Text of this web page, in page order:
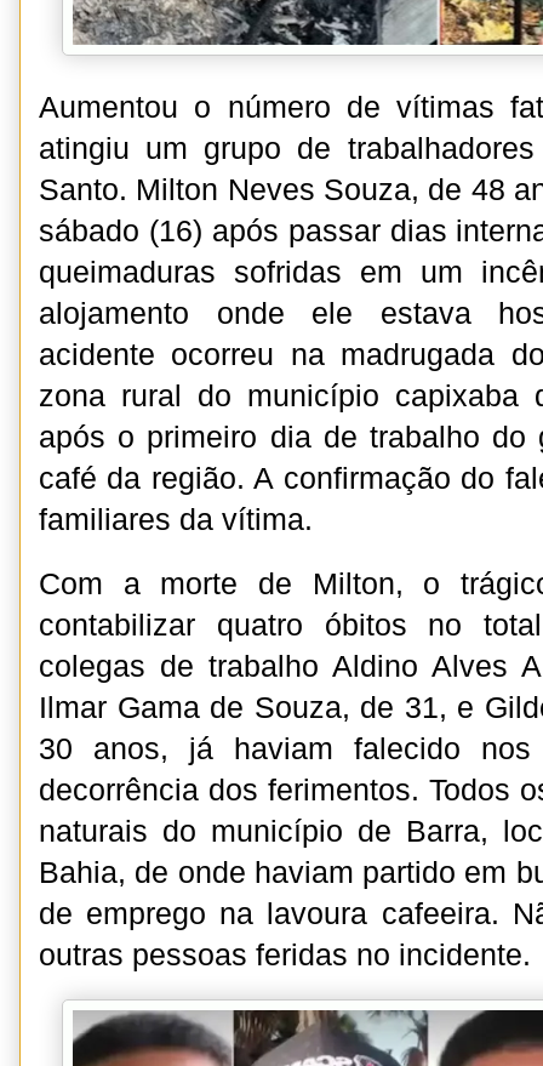
Aumentou o número de vítimas
atingiu um grupo de
Santo. Milton Neves Souza, de 48
sábado (16) após passar dias
queimaduras sofridas em um
alojamento onde ele estava
acidente ocorreu na madrugada
zona rural do município capixaba
após o primeiro dia de trabalho do
café da região. A confirmação do
familiares da vítima.
Com a morte de Milton, o
contabilizar quatro óbitos no
colegas de trabalho Aldino Alves
Ilmar Gama de Souza, de 31, e
30 anos, já haviam falecido
decorrência dos ferimentos. Todos
naturais do município de Barra,
Bahia, de onde haviam partido em
de emprego na lavoura cafeeira.
outras pessoas feridas no incidente.